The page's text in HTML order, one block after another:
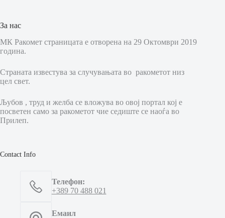
За нас
МК Ракомет страницата е отворена на 29 Октомври 2019
година.
Страната известува за случувањата во ракометот низ
цел свет.
Љубов , труд и желба се вложува во овој портал кој е
посветен само за ракометот чие седиште се наоѓа во
Прилеп.
Contact Info
Телефон:
+389 70 488 021
Емаил